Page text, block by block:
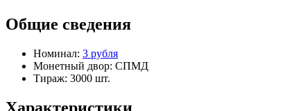
Общие сведения
Номинал: 3 рубля
Монетный двор: СПМД
Тираж: 3000 шт.